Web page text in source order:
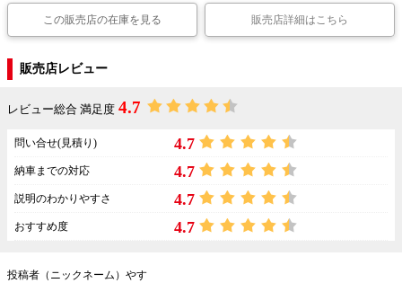
この販売店の在庫を見る 販売店詳細はこちら
販売店レビュー
レビュー総合 満足度 4.7
問い合せ(見積り) 4.7
納車までの対応 4.7
説明のわかりやすさ 4.7
おすすめ度 4.7
投稿者（ニックネーム）やす